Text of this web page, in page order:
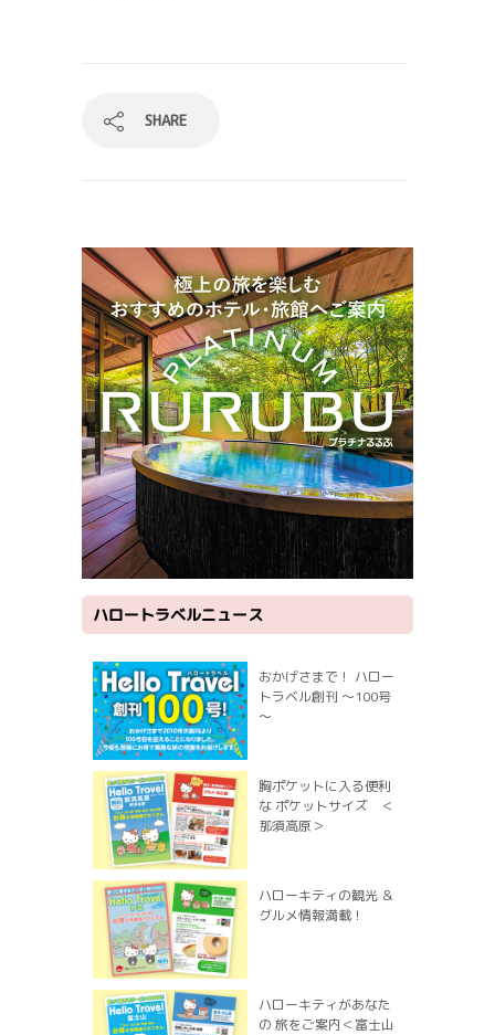
SHARE
ハロートラベルニュース
おかげさまで！ ハロー
トラベル創刊 ～100号
～
胸ポケットに入る便利
な ポケットサイズ ＜
那須高原＞
ハローキティの観光 ＆
グルメ情報満載！
ハローキティがあなた
の 旅をご案内＜富士山